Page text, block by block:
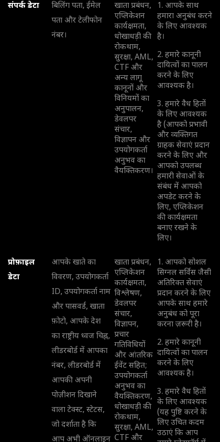
संपर्क डेटा
बिलिंग पता, ईमेल
पता और टेलीफोन
नंबर।
खाता प्रबंधन,
एप्लिकेशन
कार्यक्षमता,
धोखाधड़ी की
रोकथाम,
सुरक्षा, AML,
CTF और
अन्य लागू
कानूनों और
विनियमों का
अनुपालन,
डेवलपर
संचार,
विज्ञापन और
उपयोगकर्ता
अनुभव का
वैयक्तिकरण।
1. आपके साथ
हमारा अनुबंध करने
के लिए आवश्यक
है।
2. हमारे कानूनी
दायित्वों का पालन
करने के लिए
आवश्यक है।
3. हमारे वैध हितों
के लिए आवश्यक
है (आपको प्रभावी
और व्यक्तिगत
ग्राहक सेवाएं प्रदान
करने के लिए और
आपको उपलब्ध
हमारी सेवाओं के
संबंध में आपको
अपडेट करने के
लिए, एप्लिकेशन
की कार्यक्षमता
बनाए रखने के
लिए।
प्रोफ़ाइल
डेटा
आपके खाते का
विवरण, उपयोगकर्ता
ID, उपयोगकर्ता नाम
और पासवर्ड, खाता
फ़ोटो, आपके देश
का राष्ट्रीय ध्वज चिह्न,
लीडरबोर्ड में आपका
नंबर, लीडरबोर्ड में
आपकी अपनी
पोज़ीशन दिखाने
वाला टेक्स्ट, स्टेटस,
जो दर्शाता है कि
आप अभी ऑनलाइन
खाता प्रबंधन,
एप्लिकेशन
कार्यक्षमता,
विश्लेषण,
डेवलपर
संचार,
विज्ञापन,
प्रचार
गतिविधियों
और आंतरिक
ईवेंट सहित;
उपयोगकर्ता
अनुभव का
वैयक्तिकरण,
धोखाधड़ी की
रोकथाम,
सुरक्षा, AML,
CTF और
1. आपको सोशल
सिग्नल सर्विस जैसी
अतिरिक्त सेवाएं
प्रदान करने के लिए
आपके साथ हमारे
अनुबंध को पूरा
करना ज़रूरी है।
2. हमारे कानूनी
दायित्वों का पालन
करने के लिए
आवश्यक है।
3. हमारे वैध हितों
के लिए आवश्यक
(यह पुष्टि करने के
लिए उचित कदम
उठाएं कि आप